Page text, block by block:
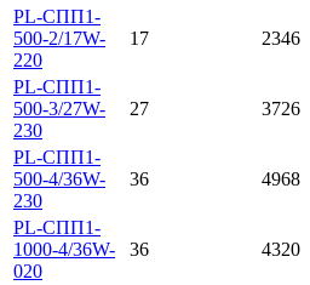
PL-СПП1-
500-2/17W-
220
17 2346
PL-СПП1-
500-3/27W-
230
27 3726
PL-СПП1-
500-4/36W-
230
36 4968
PL-СПП1-
1000-4/36W-
020
36 4320